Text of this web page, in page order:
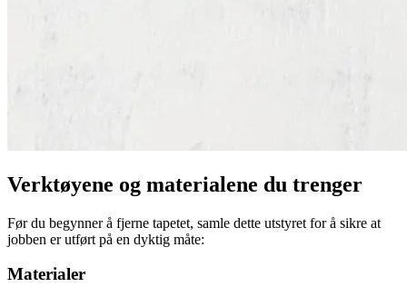
Verktøyene og materialene du trenger
Før du begynner å fjerne tapetet, samle dette utstyret for å sikre at
jobben er utført på en dyktig måte:
Materialer